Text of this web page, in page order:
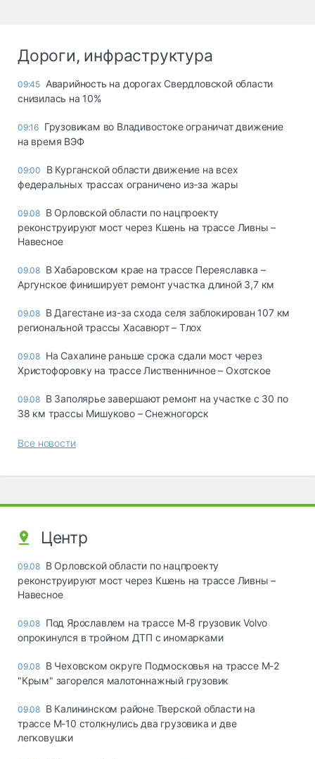
Дороги, инфраструктура
09:45 Аварийность на дорогах Свердловской области
снизилась на 10%
09:16 Грузовикам во Владивостоке ограничат движение
на время ВЭФ
09:00
В Курганской области движение на всех
федеральных трассах ограничено из-за жары
09.08 В Орловской области по нацпроекту
реконструируют мост через Кшень на трассе Ливны –
Навесное
09.08 В Хабаровском крае на трассе Переяславка –
Аргунское финиширует ремонт участка длиной 3,7 км
09.08 В Дагестане из-за схода селя заблокирован 107 км
региональной трассы Хасавюрт – Тлох
09.08 На Сахалине раньше срока сдали мост через
Христофоровку на трассе Лиственничное – Охотское
09.08 В Заполярье завершают ремонт на участке с 30 по
38 км трассы Мишуково – Снежногорск
Все новости
Центр
09.08 В Орловской области по нацпроекту
реконструируют мост через Кшень на трассе Ливны –
Навесное
09.08 Под Ярославлем на трассе М-8 грузовик Volvo
опрокинулся в тройном ДТП с иномарками
09.08 В Чеховском округе Подмосковья на трассе М-2
"Крым" загорелся малотоннажный грузовик
09.08 В Калининском районе Тверской области на
трассе М-10 столкнулись два грузовика и две
легковушки